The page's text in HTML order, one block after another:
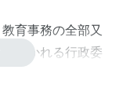
育事務の全部又
に置かれる行政委